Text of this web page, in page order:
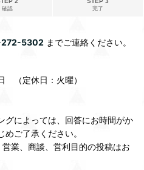
確認
完了
5302 までご連絡ください。
（定休日：火曜）
グによっては、回答にお時間がか
ご了承ください。
業、商談、営利目的の投稿はお